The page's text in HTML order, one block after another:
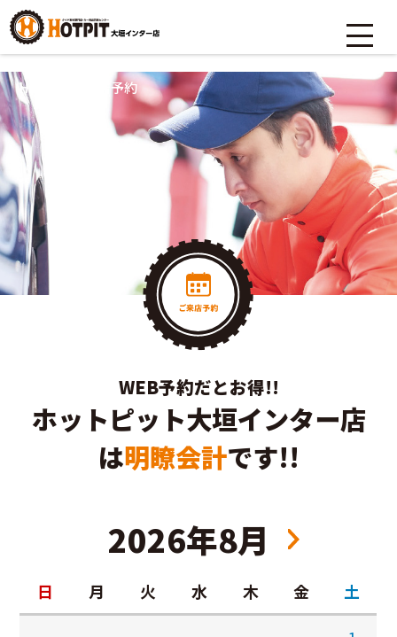
HOME ご来店予約
WEB予約だとお得!!
ホットピット大垣インター店
は明瞭会計です!!
2026年8月
日 月 火 水 木 金
土